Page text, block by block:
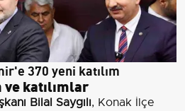
370 yeni katılım
ve katılımlar
Bilal Saygılı, Konak İlçe